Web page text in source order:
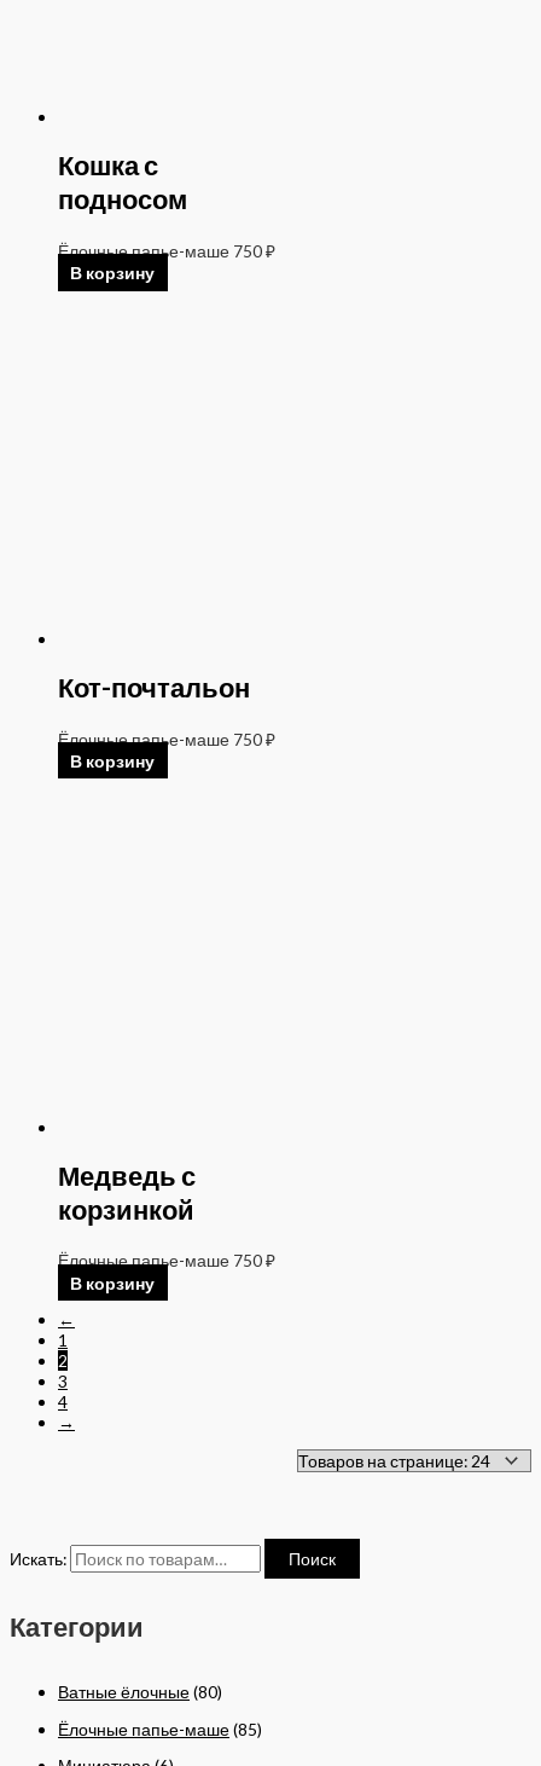
Искать: Поиск
Категории
Ватные ёлочные(80)
Ёлочные папье-маше(85)
Кошка с
подносом
Ёлочные папье-маше 750₽
В корзину
Кот-почтальон
Ёлочные папье-маше 750₽
В корзину
Медведь с
корзинкой
Ёлочные папье-маше 750₽
В корзину
←
1
2
3
4
→